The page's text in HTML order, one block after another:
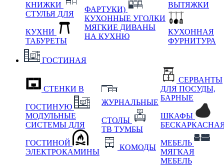
КНИЖКИ
СТУЛЬЯ ДЛЯ
КУХНИ
ТАБУРЕТЫ
ФАРТУКИ)
КУХОННЫЕ УГОЛКИ
МЯГКИЕ ДИВАНЫ
НА КУХНЮ
ВЫТЯЖКИ
КУХОННАЯ
ФУРНИТУРА
ГОСТИНАЯ
СТЕНКИ В
ГОСТИНУЮ
МОДУЛЬНЫЕ
СИСТЕМЫ ДЛЯ
ГОСТИНОЙ
ЭЛЕКТРОКАМИНЫ
ЖУРНАЛЬНЫЕ
СТОЛЫ
ТВ ТУМБЫ
КОМОДЫ
СЕРВАНТЫ
ДЛЯ ПОСУДЫ,
БАРНЫЕ
ШКАФЫ
МЕБЕЛЬ
МЯГКАЯ
МЕБЕЛЬ